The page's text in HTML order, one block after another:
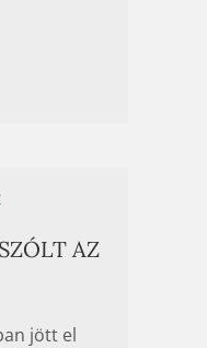
AZ
jött el